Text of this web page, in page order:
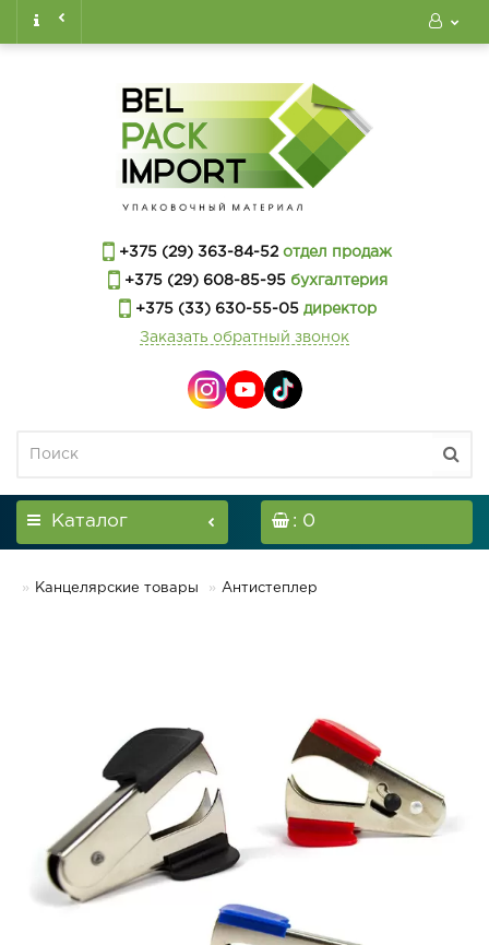
+375 (29) 363-84-52 отдел продаж
+375 (29) 608-85-95бухгалтерия
+375 (33) 630-55-05директор
Заказать обратный звонок
Каталог : 0
Канцелярские товары Антистеплер